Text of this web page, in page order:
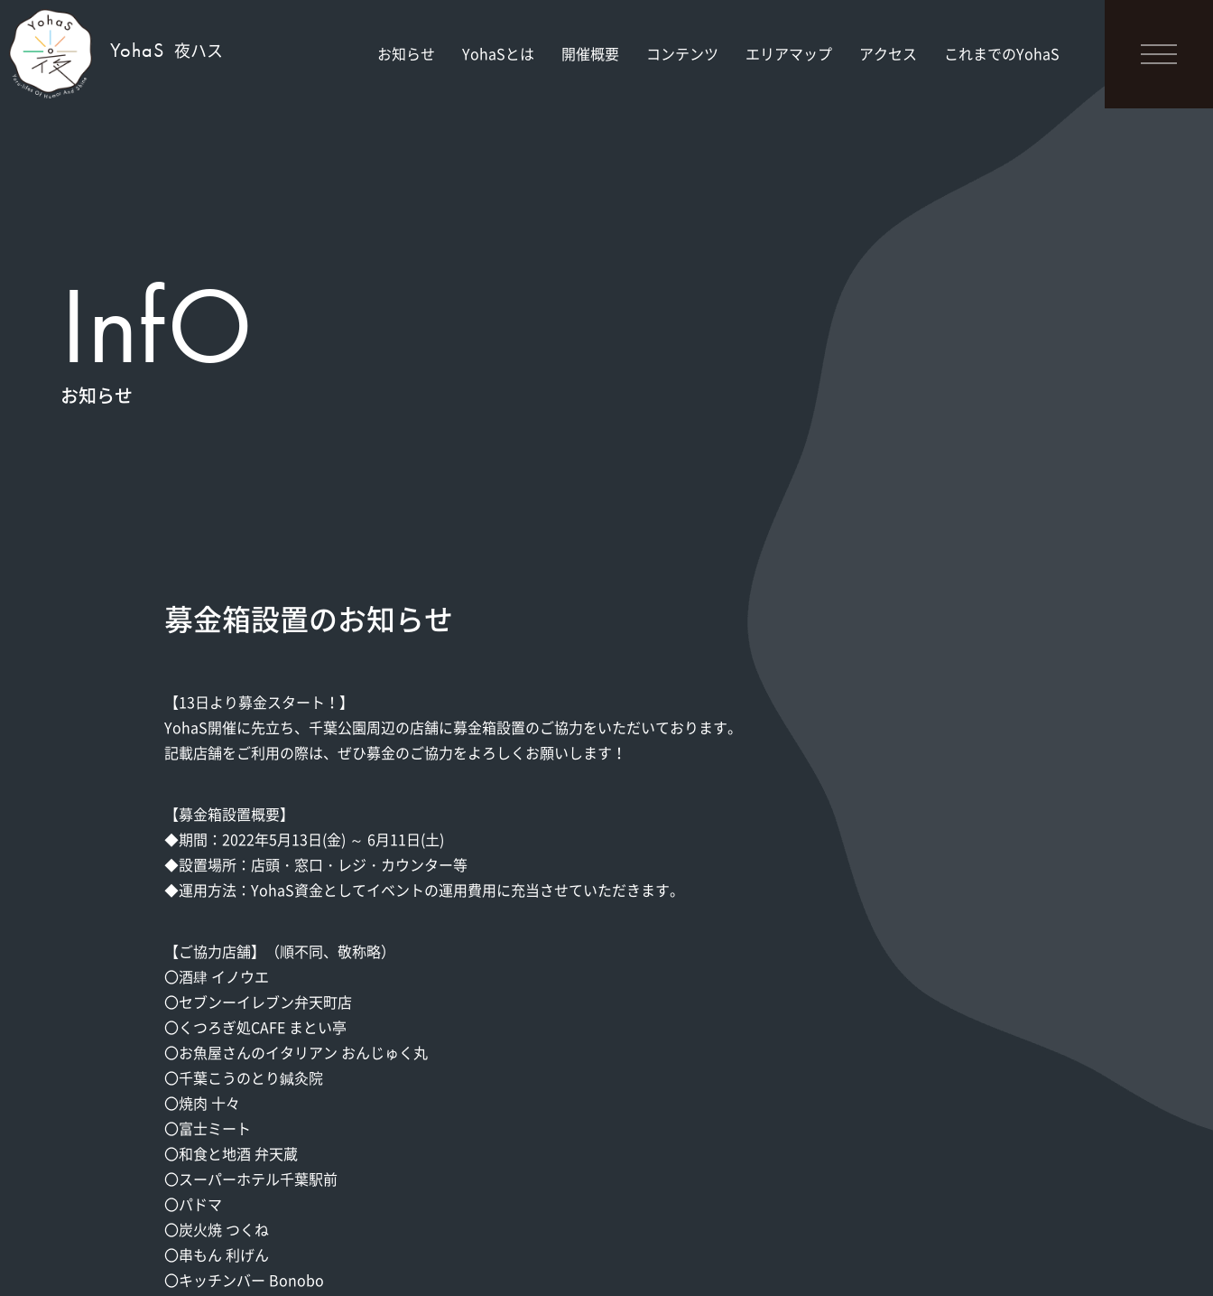
YohaS 夜ハス お知らせ YohaSとは 開催概要 コンテンツ エリアマップ アクセス これまでのYohaS
InfO
お知らせ
募金箱設置のお知らせ
【13日より募金スタート！】
YohaS開催に先立ち、千葉公園周辺の店舗に募金箱設置のご協力をいただいております。
記載店舗をご利用の際は、ぜひ募金のご協力をよろしくお願いします！
【募金箱設置概要】
◆期間：2022年5月13日(金) ～ 6月11日(土)
◆設置場所：店頭・窓口・レジ・カウンター等
◆運用方法：YohaS資金としてイベントの運用費用に充当させていただきます。
【ご協力店舗】（順不同、敬称略）
〇酒肆 イノウエ
〇セブンーイレブン弁天町店
〇くつろぎ処CAFE まとい亭
〇お魚屋さんのイタリアン おんじゅく丸
〇千葉こうのとり鍼灸院
〇焼肉 十々
〇富士ミート
〇和食と地酒 弁天蔵
〇スーパーホテル千葉駅前
〇パドマ
〇炭火焼 つくね
〇串もん 利げん
〇キッチンバー Bonobo